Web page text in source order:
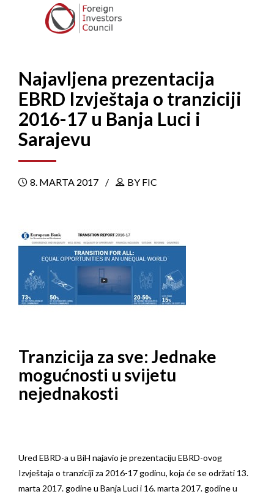
Najavljena prezentacija
EBRD Izvještaja o tranziciji
2016-17 u Banja Luci i
Sarajevu
8. MARTA 2017 BY FIC
Tranzicija za sve: Jednake
mogućnosti u svijetu
nejednakosti
Ured EBRD-a u BiH najavio je prezentaciju EBRD-ovog
Izvještaja o tranziciji za 2016-17 godinu, koja će se održati 13.
marta 2017. godine u Banja Luci i 16. marta 2017. godine u